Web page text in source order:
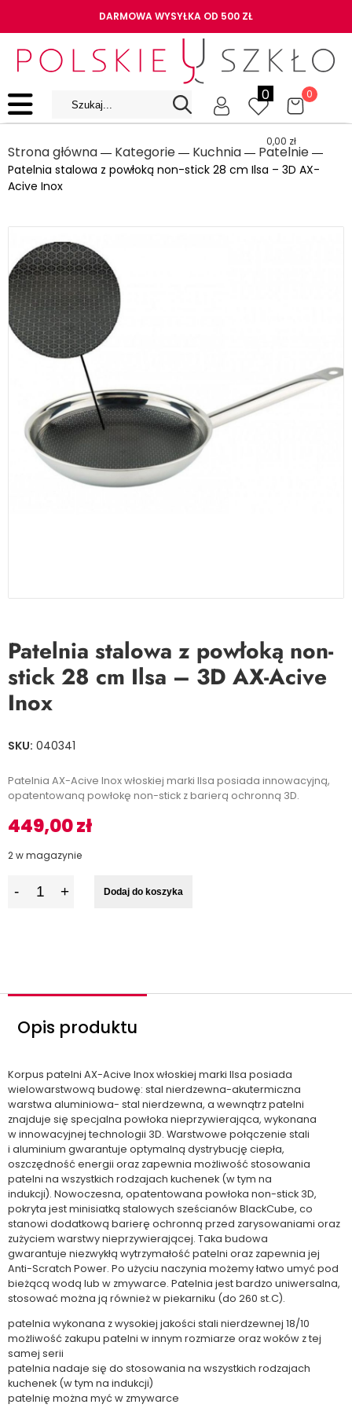
DARMOWA WYSYŁKA OD 500 ZŁ
0 0
0,00 zł
Strona główna ― Kategorie ― Kuchnia ― Patelnie ―
Patelnia stalowa z powłoką non-stick 28 cm Ilsa – 3D AX-
Acive Inox
Patelnia stalowa z powłoką non-
stick 28 cm Ilsa – 3D AX-Acive
Inox
SKU: 040341
Patelnia AX-Acive Inox włoskiej marki Ilsa posiada innowacyjną,
opatentowaną powłokę non-stick z barierą ochronną 3D.
449,00zł
2 w magazynie
Dodaj do koszyka
Opis produktu
Korpus patelni AX-Acive Inox włoskiej marki Ilsa posiada
wielowarstwową budowę: stal nierdzewna-akutermiczna
warstwa aluminiowa- stal nierdzewna, a wewnątrz patelni
znajduje się specjalna powłoka nieprzywierająca, wykonana
w innowacyjnej technologii 3D. Warstwowe połączenie stali
i aluminium gwarantuje optymalną dystrybucję ciepła,
oszczędność energii oraz zapewnia możliwość stosowania
patelni na wszystkich rodzajach kuchenek (w tym na
indukcji). Nowoczesna, opatentowana powłoka non-stick 3D,
pokryta jest minisiatką stalowych sześcianów BlackCube, co
stanowi dodatkową barierę ochronną przed zarysowaniami oraz
zużyciem warstwy nieprzywierającej. Taka budowa
gwarantuje niezwykłą wytrzymałość patelni oraz zapewnia jej
Anti-Scratch Power. Po użyciu naczynia możemy łatwo umyć pod
bieżącą wodą lub w zmywarce. Patelnia jest bardzo uniwersalna,
stosować można ją również w piekarniku (do 260 st.C).
patelnia wykonana z wysokiej jakości stali nierdzewnej 18/10
możliwość zakupu patelni w innym rozmiarze oraz woków z tej
samej serii
patelnia nadaje się do stosowania na wszystkich rodzajach
kuchenek (w tym na indukcji)
patelnię można myć w zmywarce